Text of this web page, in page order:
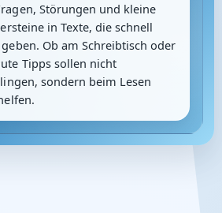
Störungen und kleine
in Texte, die schnell
Ob am Schreibtisch oder
Tipps sollen nicht
sondern beim Lesen